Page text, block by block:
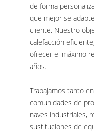
de forma
que mejor se
cliente. Nuestro
calefacción
ofrecer el máximo
años.
Trabajamos tanto
comunidades de
naves industriales,
sustituciones de